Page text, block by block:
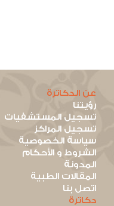
عن الدكاترة
رؤيتنا
تسجيل المستشفيات
تسجيل المراكز
سياسة الخصوصية
الشروط و الأحكام
المدونة
المقالات الطبية
اتصل بنا
دكاترة